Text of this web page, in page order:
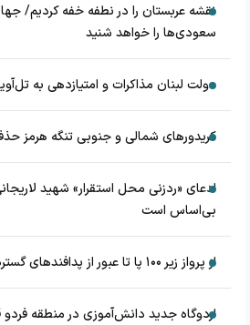
نقشه عربستان را در نطفه خفه کردیم/
سعودی‌ها را خواهد شنید
دولت لبنان مذاکرات و امتیازدهی به
کریدورهای شمالی و جنوبی تنگه هرمز
ادعای «ردزنی محل استقرار» شهید
بی‌اساس است
از پرواز زیر ۱۰۰ پا تا عبور از پدافند‌های گسترده دشمن
اردوگاه جدید دانش‌آموزی در منطقه